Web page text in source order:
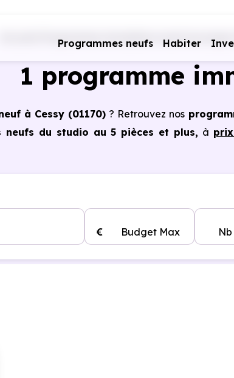
Programmes neufs Habiter
Programmes immobiliers neufs
1 programme
à Cessy (01170) ? Retrouvez nos
neufs du studio au 5 pièces et plus, à
Budget Max
€